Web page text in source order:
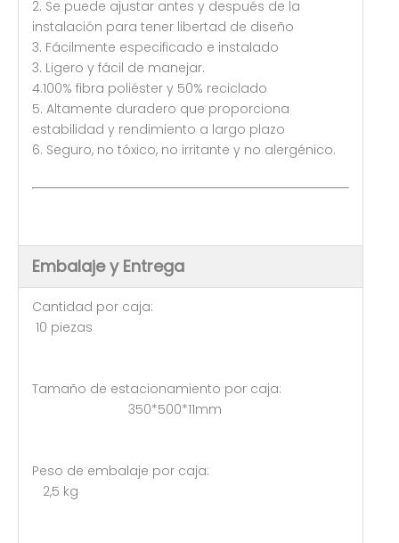
2. Se puede ajustar antes y después de la
instalación para tener libertad de diseño
3. Fácilmente especificado e instalado
3. Ligero y fácil de manejar.
4.100% fibra poliéster y 50% reciclado
5. Altamente duradero que proporciona
estabilidad y rendimiento a largo plazo
6. Seguro, no tóxico, no irritante y no alergénico.
Embalaje y Entrega
Cantidad por caja:
10 piezas
Tamaño de estacionamiento por caja:
350*500*11mm
Peso de embalaje por caja:
2,5 kg